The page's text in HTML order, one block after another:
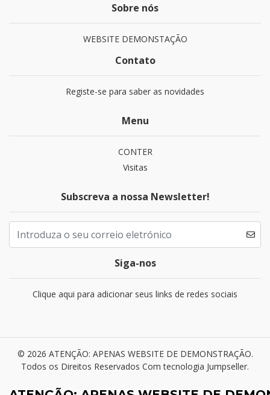
Sobre nós
WEBSITE DEMONSTAÇÃO
Contato
Registe-se para saber as novidades
Menu
CONTER
Visitas
Subscreva a nossa Newsletter!
Siga-nos
Clique aqui para adicionar seus links de redes sociais
© 2026 ATENÇÃO: APENAS WEBSITE DE DEMONSTRAÇÃO.
Todos os Direitos Reservados Com tecnologia Jumpseller.